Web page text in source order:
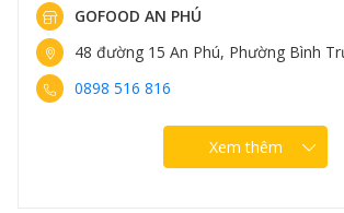
GOFOOD AN PHÚ
48 đường 15 An Phú, Phường Bình
0898 516 816
Xem thêm